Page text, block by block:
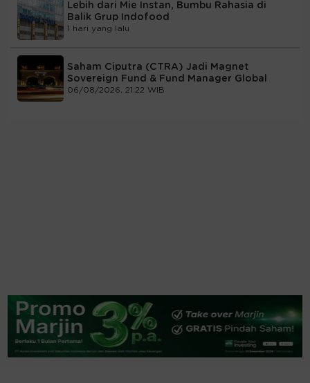
Lebih dari Mie Instan, Bumbu Rahasia di
Balik Grup Indofood
1 hari yang lalu
Saham Ciputra (CTRA) Jadi Magnet
Sovereign Fund & Fund Manager Global
06/08/2026, 21:22 WIB